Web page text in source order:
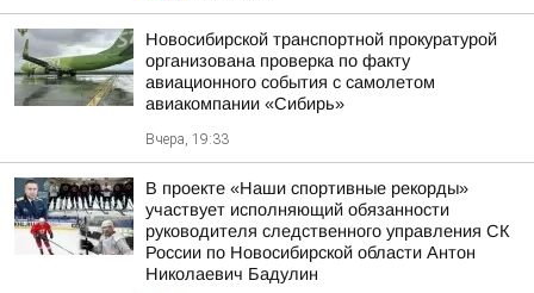
Новосибирской транспортной прокуратурой
организована проверка по факту
авиационного события с самолетом
авиакомпании «Сибирь»
Вчера, 19:33
В проекте «Наши спортивные рекорды»
участвует исполняющий обязанности
руководителя следственного управления СК
России по Новосибирской области Антон
Николаевич Бадулин